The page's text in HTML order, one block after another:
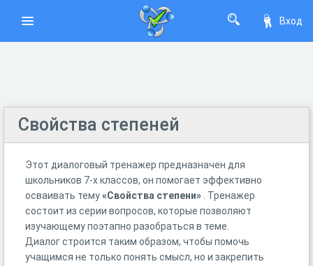
Вход
Свойства степеней
Этот диалоговый тренажер предназначен для
школьников 7-х классов, он помогает эффективно
осваивать тему«Свойства степени» . Тренажер
состоит из серии вопросов, которые позволяют
изучающему поэтапно разобраться в теме.
Диалог строится таким образом, чтобы помочь
учащимся не только понять смысл, но и закрепить